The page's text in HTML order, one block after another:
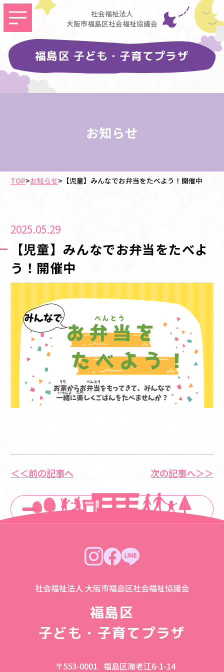
社会福祉法人
大阪市福島区社会福祉協議会
福島区 子ども・子育てプラザ
お知らせ
TOP>お知らせ> 【児童】みんなでお弁当をたべよう！開催中
2025.05.29
【児童】みんなでお弁当をたべよ
う！開催中
＜＜前の記事へ
一覧に戻る
次の記事へ＞＞
社会福祉法人 大阪市福島区社会福祉協議会
福島区
子ども・子育てプラザ
〒553-0001 福島区海老江6-1-14